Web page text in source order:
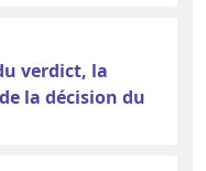
verdict, la
la décision du